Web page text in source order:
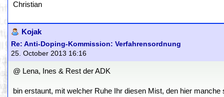
Christian
Kojak
Re: Anti-Doping-Kommission: Verfahrensordnung
25. October 2013 16:16
@ Lena, Ines & Rest der ADK
bin erstaunt, mit welcher Ruhe Ihr diesen Mist, den hier